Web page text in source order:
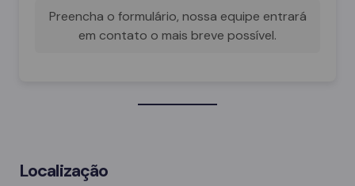
Preencha o formulário, nossa equipe entrará
em contato o mais breve possível.
Localização